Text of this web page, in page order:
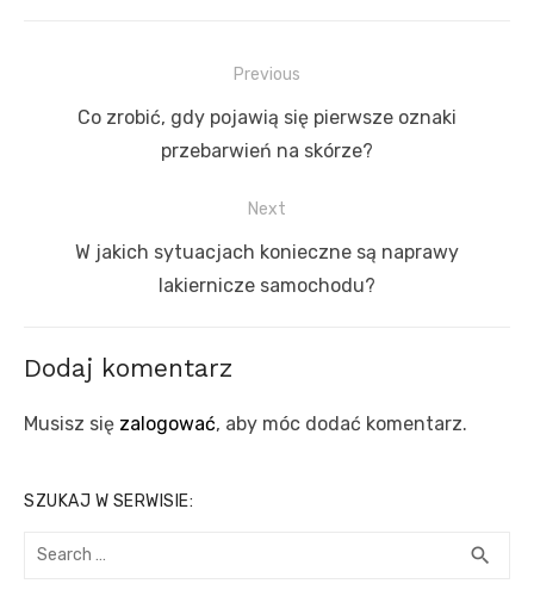
wpisu
Previous
PreviousCo zrobić, gdy pojawią się pierwsze oznaki
przebarwień na skórze?
Next
NextW jakich sytuacjach konieczne są naprawy
lakiernicze samochodu?
Dodaj komentarz
Musisz się zalogować, aby móc dodać komentarz.
SZUKAJ W SERWISIE:
Search
search